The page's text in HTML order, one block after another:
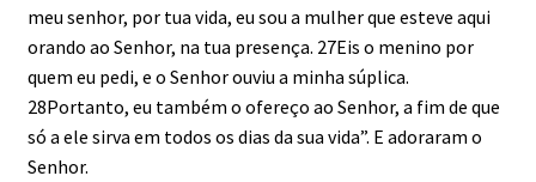
meu senhor, por tua vida, eu sou a mulher que esteve aqui
orando ao Senhor, na tua presença. 27Eis o menino por
quem eu pedi, e o Senhor ouviu a minha súplica.
28Portanto, eu também o ofereço ao Senhor, a fim de que
só a ele sirva em todos os dias da sua vida”. E adoraram o
Senhor.